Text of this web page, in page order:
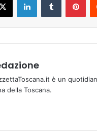
è un
della Toscana.